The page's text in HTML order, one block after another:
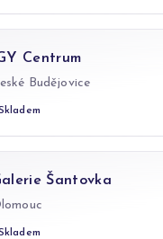
Centrum
Budějovice
Šantovka